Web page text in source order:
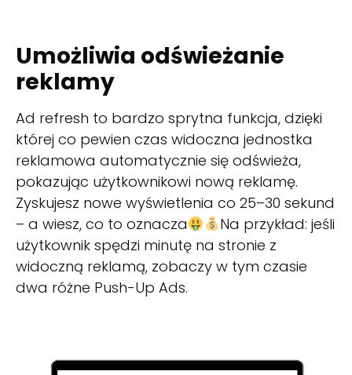
Umożliwia odświeżanie
reklamy
Ad refresh to bardzo sprytna funkcja, dzięki
której co pewien czas widoczna jednostka
reklamowa automatycznie się odświeża,
pokazując użytkownikowi nową reklamę.
Zyskujesz nowe wyświetlenia co 25–30 sekund
– a wiesz, co to oznacza
Na przykład: jeśli
użytkownik spędzi minutę na stronie z
widoczną reklamą, zobaczy w tym czasie
dwa różne Push-Up Ads.